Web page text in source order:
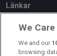
Länkar
Om oss
Kontakta oss
We
We and our
browsing